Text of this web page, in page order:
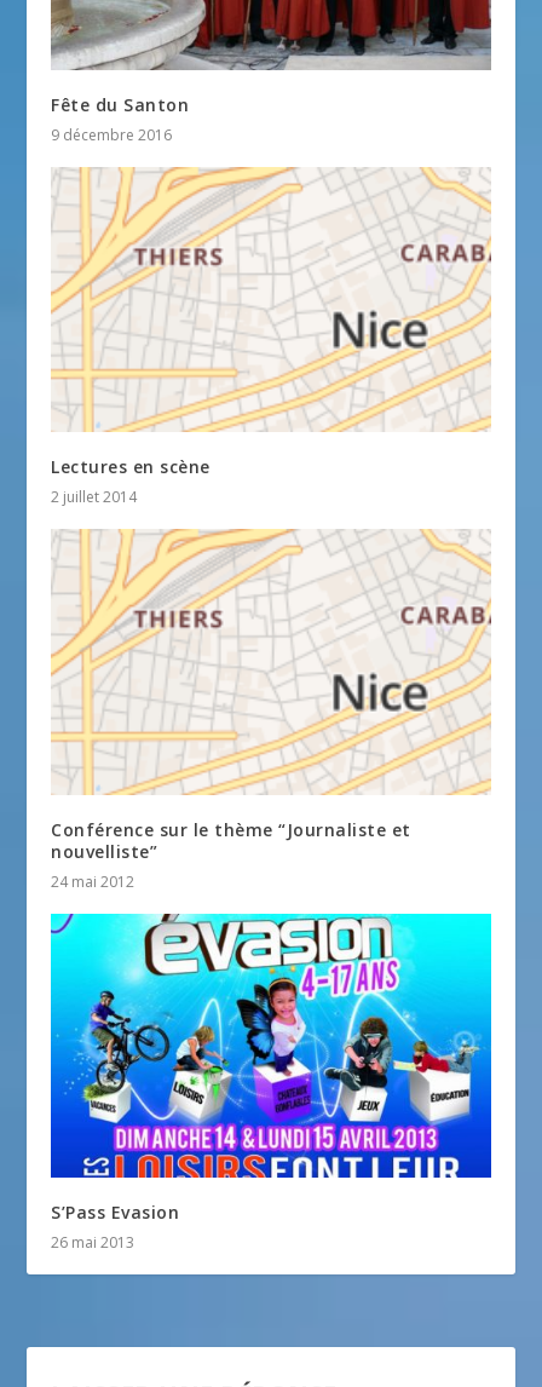
Fête du Santon
9 décembre 2016
Lectures en scène
2 juillet 2014
Conférence sur le thème “Journaliste et
nouvelliste”
24 mai 2012
S’Pass Evasion
26 mai 2013